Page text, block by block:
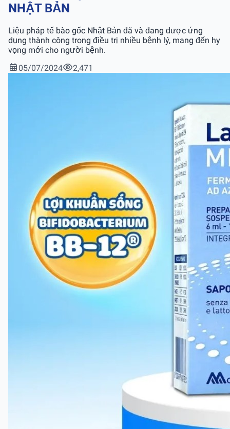
NHẬT BẢN
Liệu pháp tế bào gốc Nhật Bản đã và đang được ứng
dụng thành công trong điều trị nhiều bệnh lý, mang đến hy
vọng mới cho người bệnh.
05/07/2024
2,471